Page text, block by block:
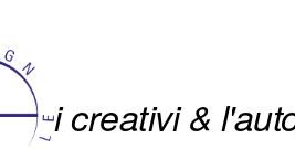
i creativi &